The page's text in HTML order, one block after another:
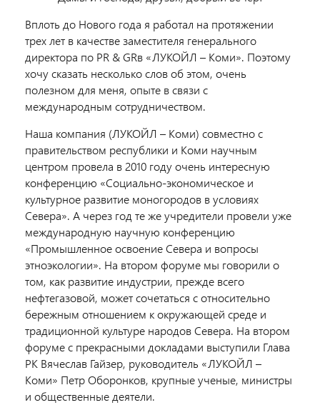
Вплоть до Нового года я работал на протяжении
трех лет в качестве заместителя генерального
директора по PR & GRв «ЛУКОЙЛ – Коми». Поэтому
хочу сказать несколько слов об этом, очень
полезном для меня, опыте в связи с
международным сотрудничеством.
Наша компания (ЛУКОЙЛ – Коми) совместно с
правительством республики и Коми научным
центром провела в 2010 году очень интересную
конференцию «Социально-экономическое и
культурное развитие моногородов в условиях
Севера». А через год те же учредители провели уже
международную научную конференцию
«Промышленное освоение Севера и вопросы
этноэкологии». На втором форуме мы говорили о
том, как развитие индустрии, прежде всего
нефтегазовой, может сочетаться с относительно
бережным отношением к окружающей среде и
традиционной культуре народов Севера. На втором
форуме с прекрасными докладами выступили Глава
РК Вячеслав Гайзер, руководитель «ЛУКОЙЛ –
Коми» Петр Оборонков, крупные ученые, министры
и общественные деятели.